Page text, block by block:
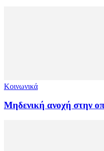
Κοινωνικά
Μηδενική ανοχή στην